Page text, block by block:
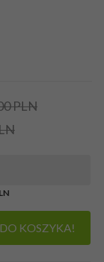
PLN
KOSZYKA!